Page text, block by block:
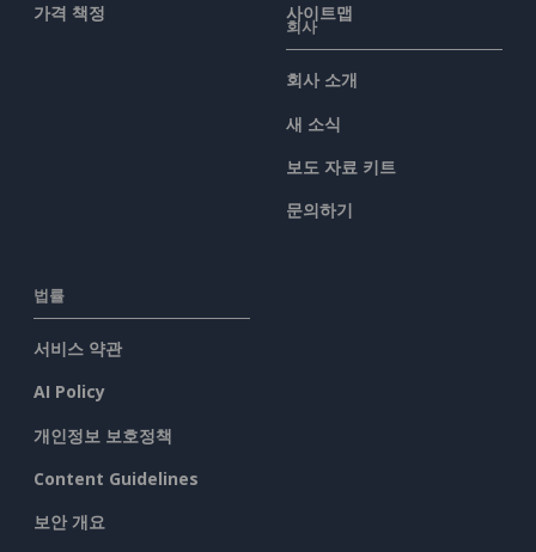
가격 책정
사이트맵
회사
회사 소개
새 소식
보도 자료 키트
문의하기
법률
서비스 약관
AI Policy
개인정보 보호정책
Content Guidelines
보안 개요